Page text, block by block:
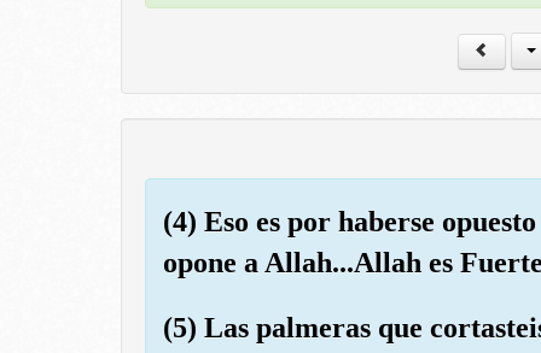
(4) Eso es por haberse
opone a Allah...Allah es
(5) Las palmeras que